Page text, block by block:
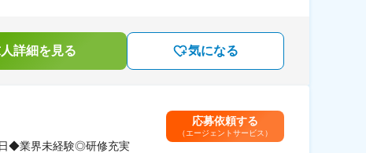
詳細を見る 気になる
日◆業界未経験◎研修充実
応募依頼する
（エージェントサービス）